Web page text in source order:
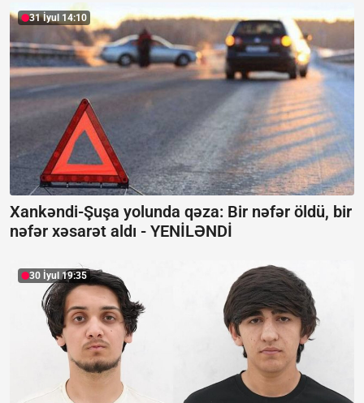
31 İyul 14:10
Xankəndi-Şuşa yolunda qəza: Bir nəfər öldü, bir
nəfər xəsarət aldı - YENİLƏNDİ
30 İyul 19:35